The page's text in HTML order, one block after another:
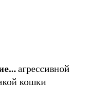
агрессивной
кошки